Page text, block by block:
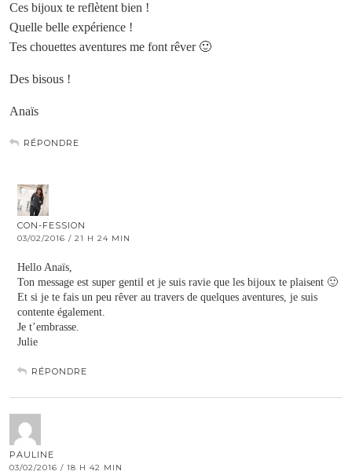
Ces bijoux te reflètent bien !
Quelle belle expérience !
Tes chouettes aventures me font rêver 🙂
Des bisous !
Anaïs
RÉPONDRE
CON-FESSION
03/02/2016 / 21 H 24 MIN
Hello Anaïs,
Ton message est super gentil et je suis ravie que les bijoux te plaisent 🙂
Et si je te fais un peu rêver au travers de quelques aventures, je suis
contente également.
Je t’embrasse.
Julie
RÉPONDRE
PAULINE
03/02/2016 / 18 H 42 MIN